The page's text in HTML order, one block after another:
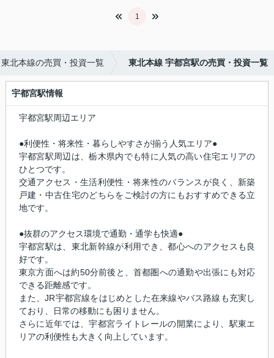
1
東北本線の売買・投資一覧 東北本線 宇都宮駅の売買・投資一覧
宇都宮駅情報
宇都宮駅周辺エリア
●利便性・将来性・暮らしやすさが揃う人気エリア●
宇都宮駅周辺は、栃木県内でも特に人気の高い住宅エリアの
ひとつです。
交通アクセス・生活利便性・将来性のバランスが良く、新築
戸建・中古住宅のどちらをご検討の方にもおすすめできる立
地です。
●抜群のアクセス環境で通勤・通学も快適●
宇都宮駅は、東北新幹線が利用でき、都心へのアクセスも良
好です。
東京方面へは約50分前後と、首都圏への通勤や出張にも対応
できる距離感です。
また、JR宇都宮線をはじめとした在来線やバス路線も充実し
ており、日常の移動にも困りません。
さらに近年では、宇都宮ライトレールの開業により、駅東エ
リアの利便性も大きく向上しています。